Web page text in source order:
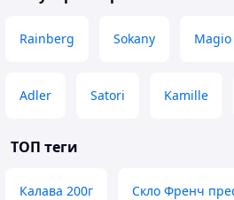
Rainberg Sokany Magio
Adler Satori Kamille
ТОП теги
Калава 200г Скло Френч